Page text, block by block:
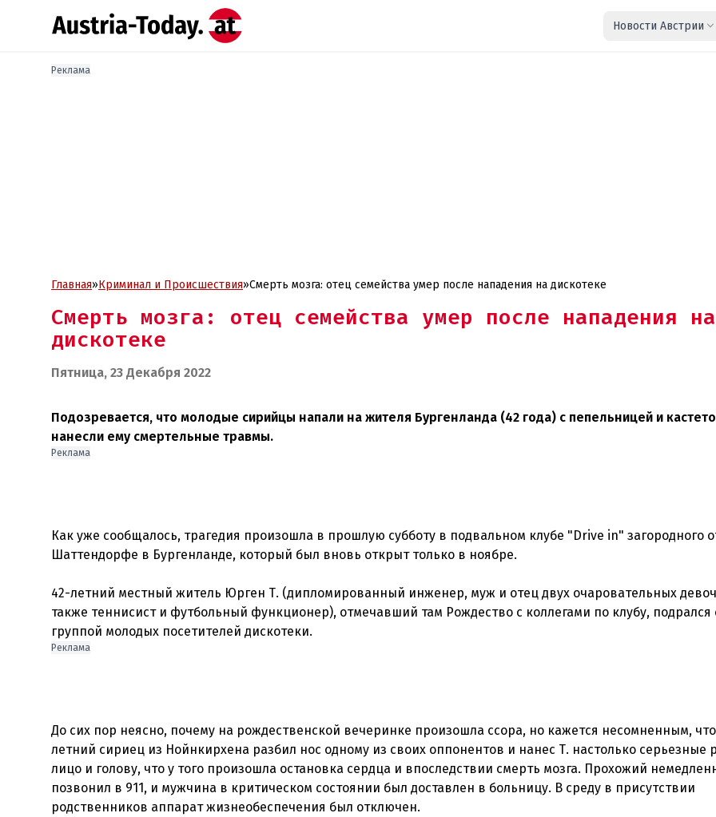
Новости Австрии
Реклама
Главная»Криминал и Проиcшествия»Смерть мозга: отец семейства умер после нападения на дискотеке
Смерть мозга: отец семейства умер после нападения на
дискотеке
Пятница, 23 Декабря 2022
Подозревается, что молодые сирийцы напали на жителя Бургенланда (42 года) с пепельницей и
нанесли ему смертельные травмы.
Реклама
Как уже сообщалось, трагедия произошла в прошлую субботу в подвальном клубе "Drive in" загородного
Шаттендорфе в Бургенланде, который был вновь открыт только в ноябре.
42-летний местный житель Юрген Т. (дипломированный инженер, муж и отец двух очаровательных
также теннисист и футбольный функционер), отмечавший там Рождество с коллегами по клубу, подрался
Реклама
До сих пор неясно, почему на рождественской вечеринке произошла ссора, но кажется несомненным,
летний сириец из Нойнкирхена разбил нос одному из своих оппонентов и нанес Т. настолько серьезные
лицо и голову, что у того произошла остановка сердца и впоследствии смерть мозга. Прохожий
позвонил в 911, и мужчина в критическом состоянии был доставлен в больницу. В среду в присутствии
родственников аппарат жизнеобеспечения был отключен.